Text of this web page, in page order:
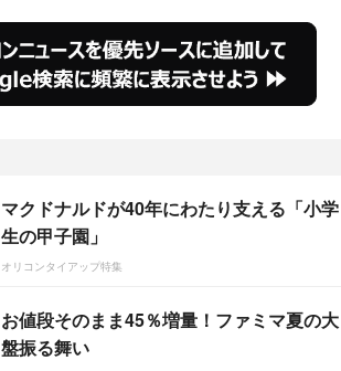
マクドナルドが40年にわたり支える「小学
生の甲子園」
オリコンタイアップ特集
お値段そのまま45％増量！ファミマ夏の大
盤振る舞い